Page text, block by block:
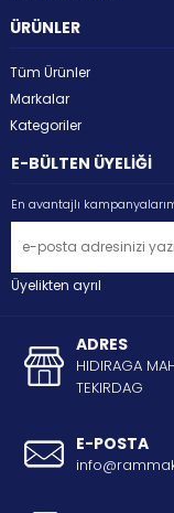
ÜRÜNLER
Tüm Ürünler
Markalar
Kategoriler
E-BÜLTEN ÜYELİĞİ
En avantajlı
Üyelikten ayrıl
ADRES
HIDIRAGA
TEKIRDAG
E-POSTA